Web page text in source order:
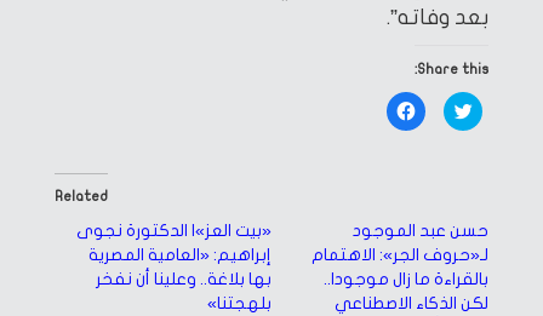
بعد وفاته”.
Share this:
Click
to
share
window)
Click
to
window)
Related
«بيت العز»| الدكتورة نجوى
إبراهيم: «العامية المصرية
بها بلاغة.. وعلينا أن نفخر
بلهجتنا»
حسن عبد الموجود
لـ«حروف الجر»: الاهتمام
بالقراءة ما زال موجودا..
لكن الذكاء الاصطناعي